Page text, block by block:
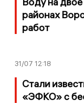
районах
работ
31/07 12:18
Стали
«ЭФКО» с